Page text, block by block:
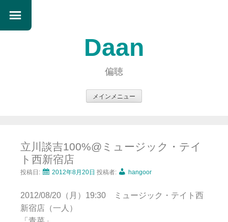
Daan
偏聴
メインメニュー
ン
ツ
へ
キ
ッ
立川談吉100%@ミュージック・テイ
ト西新宿店
投稿日: 2012年8月20日 投稿者: hangoor
2012/08/20（月）19:30 ミュージック・テイト西
新宿店（一人）